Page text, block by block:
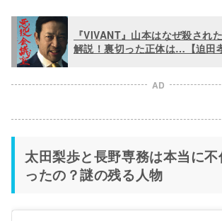
『VIVANT』山本はなぜ殺され
解説！裏切った正体は…【迫田
AD
太田梨歩と長野専務は本当に
ったの？謎の残る人物